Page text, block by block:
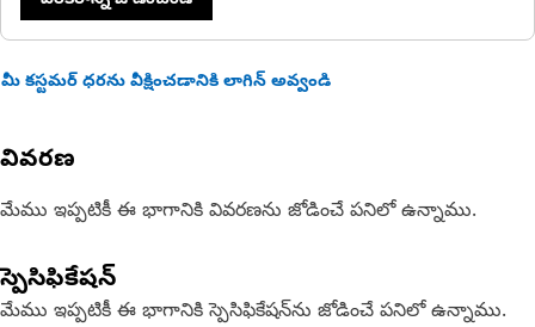
మీ కస్టమర్ ధరను వీక్షించడానికి లాగిన్ అవ్వండి
వివరణ
మేము ఇప్పటికీ ఈ భాగానికి వివరణను జోడించే పనిలో ఉన్నాము.
స్పెసిఫికేషన్
మేము ఇప్పటికీ ఈ భాగానికి స్పెసిఫికేషన్‌ను జోడించే పనిలో ఉన్నాము.